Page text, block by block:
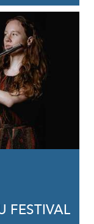
FESTIVAL